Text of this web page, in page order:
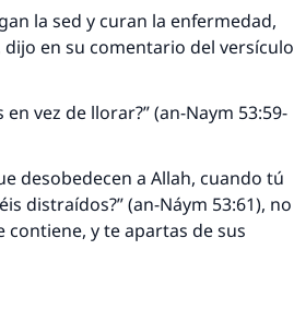
la sed y curan la enfermedad,
dijo en su comentario del versículo
vez de llorar?” (an-Naym 53:59-
desobedecen a Allah, cuando tú
distraídos?” (an-Náym 53:61), no
y te apartas de sus